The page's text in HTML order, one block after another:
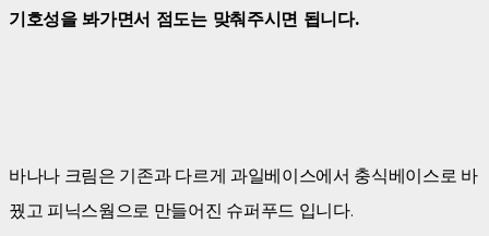
기호성을 봐가면서 점도는 맞춰주시면 됩니다.
바나나 크림은 기존과 다르게 과일베이스에서 충식베이스로 바
꿨고 피닉스웜으로 만들어진 슈퍼푸드 입니다.